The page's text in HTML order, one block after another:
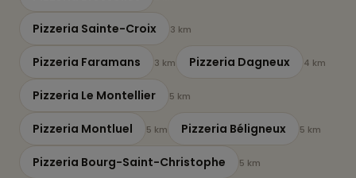
Pizzeria Sainte-Croix 3 km
Pizzeria Faramans 3 km Pizzeria Dagneux 4 km
Pizzeria Le Montellier 5 km
Pizzeria Montluel 5 km Pizzeria Béligneux 5 km
Pizzeria Bourg-Saint-Christophe 5 km